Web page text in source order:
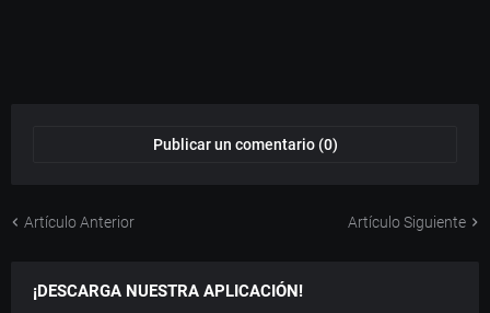
Publicar un comentario (0)
Artículo Anterior Artículo Siguiente
¡DESCARGA NUESTRA APLICACIÓN!